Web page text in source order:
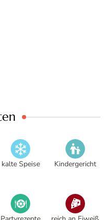
kalte Speise Kindergericht